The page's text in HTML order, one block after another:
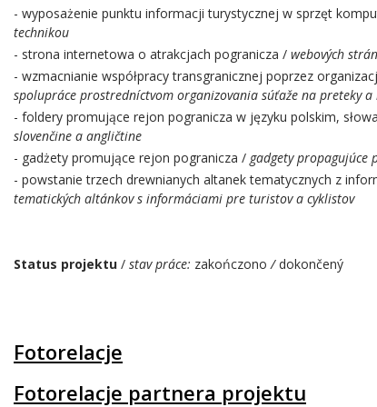
- wyposażenie punktu informacji turystycznej w sprzęt
technikou
- strona internetowa o atrakcjach pogranicza / webových
- wzmacnianie współpracy transgranicznej poprzez
spolupráce prostredníctvom organizovania súťaže na preteky a
- foldery promujące rejon pogranicza w języku polskim,
slovenčine a angličtine
- gadżety promujące rejon pogranicza / gadgety propagujúce
- powstanie trzech drewnianych altanek tematycznych z
tematických altánkov s informáciami pre turistov a cyklistov
Status projektu / stav práce: zakończono/dokončený
Fotorelacje
Fotorelacje partnera projektu